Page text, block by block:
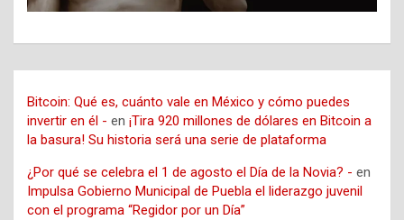
Bitcoin: Qué es, cuánto vale en México y cómo puedes
invertir en él - en ¡Tira 920 millones de dólares en Bitcoin a
la basura! Su historia será una serie de plataforma
¿Por qué se celebra el 1 de agosto el Día de la Novia? - en
Impulsa Gobierno Municipal de Puebla el liderazgo juvenil
con el programa “Regidor por un Día”